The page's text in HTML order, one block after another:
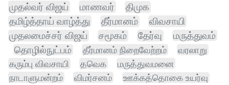
முதல்வர் விஜய் மாணவர்
திமுக
தமிழ்த்தாய் வாழ்த்து
தீர்மானம்
விவசாயி
முதலமைச்சர் விஜய்
சமூகம் தேர்வு
மருத்துவம்
தொழில்நுட்பம்
தீர்மானம் நிறைவேற்றம்
வரலாறு
கரும்பு விவசாயி
தவெக
மருத்துவமனை
நாடாளுமன்றம்
விமர்சனம்
ஊக்கத்தொகை உயர்வு